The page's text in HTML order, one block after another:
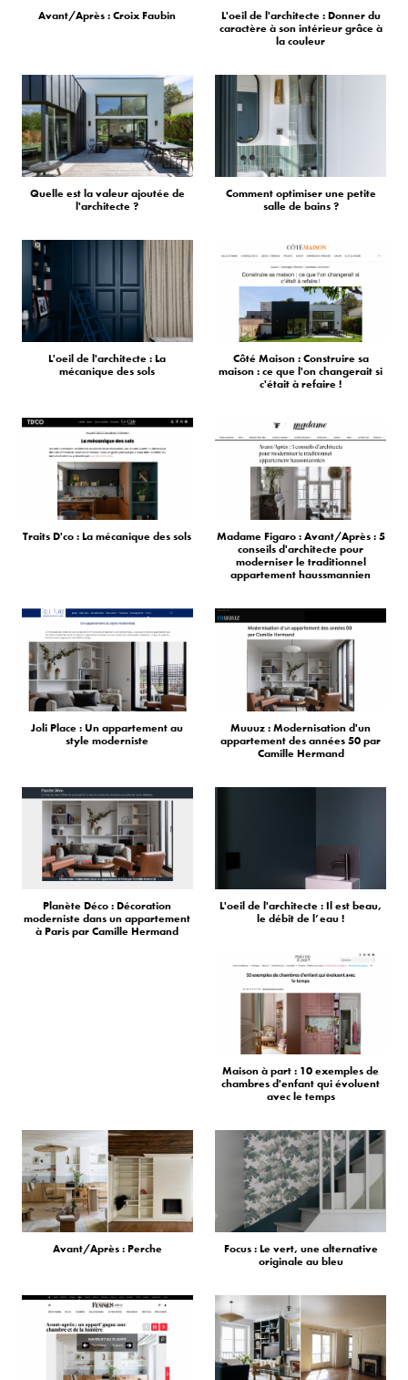
Avant/Après : Croix Faubin
L'oeil de l'architecte : Donner du
caractère à son intérieur grâce à
la couleur
Quelle est la valeur ajoutée de
l'architecte ?
Comment optimiser une petite
salle de bains ?
L'oeil de l'architecte : La
mécanique des sols
Côté Maison : Construire sa
maison : ce que l'on changerait si
c'était à refaire !
Traits D'co : La mécanique des sols
Madame Figaro : Avant/Après : 5
conseils d'architecte pour
moderniser le traditionnel
appartement haussmannien
Joli Place : Un appartement au
style moderniste
Muuuz : Modernisation d'un
appartement des années 50 par
Camille Hermand
Planète Déco : Décoration
moderniste dans un appartement
à Paris par Camille Hermand
L'oeil de l'architecte : Il est beau,
le débit de l’eau !
Maison à part : 10 exemples de
chambres d'enfant qui évoluent
avec le temps
Avant/Après : Perche
Focus : Le vert, une alternative
originale au bleu